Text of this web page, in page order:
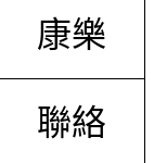
康樂
聯絡